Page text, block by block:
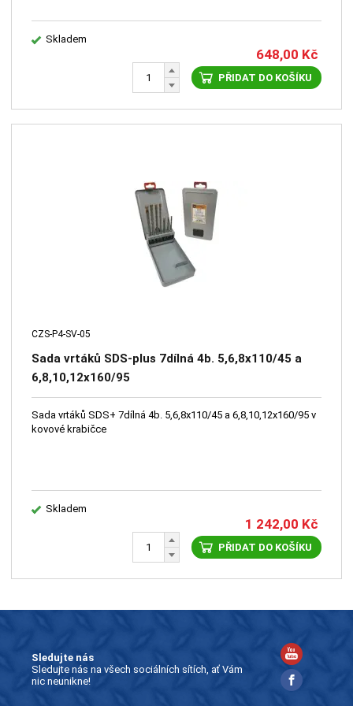
Skladem
648,00 Kč
PŘIDAT DO KOŠÍKU
CZS-P4-SV-05
Sada vrtáků SDS-plus 7dílná 4b. 5,6,8x110/45 a
6,8,10,12x160/95
Sada vrtáků SDS+ 7dílná 4b. 5,6,8x110/45 a 6,8,10,12x160/95 v
kovové krabičce
Skladem
1 242,00 Kč
PŘIDAT DO KOŠÍKU
Sledujte nás
Sledujte nás na všech sociálních sítích, ať Vám
nic neunikne!